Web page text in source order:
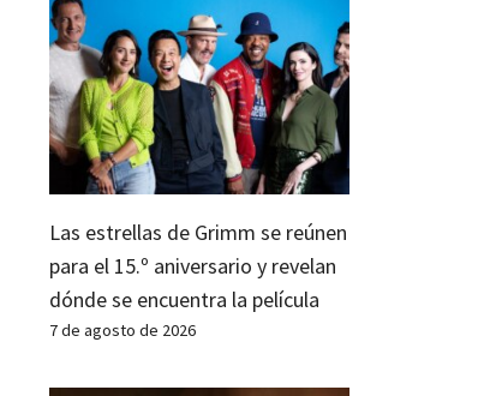
Las estrellas de Grimm se reúnen
para el 15.º aniversario y revelan
dónde se encuentra la película
7 de agosto de 2026